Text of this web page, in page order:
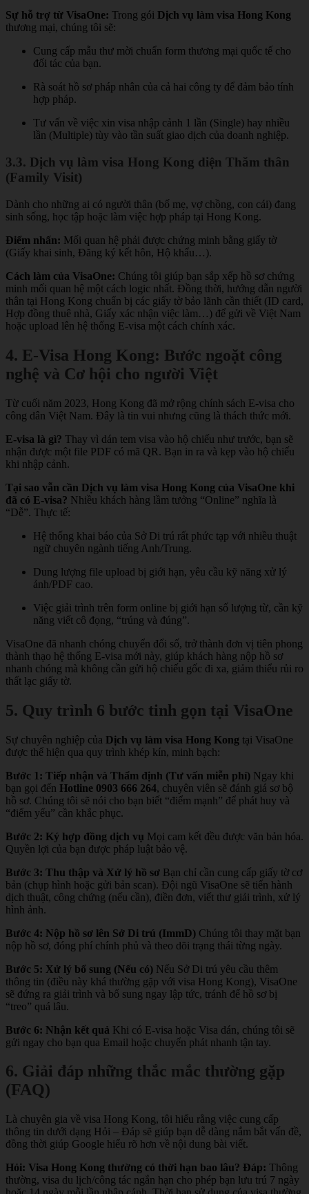
Sự hỗ trợ từ VisaOne: Trong gói Dịch vụ làm visa Hong Kong
thương mại, chúng tôi sẽ:
Cung cấp mẫu thư mời chuẩn form thương mại quốc tế cho
đối tác của bạn.
Rà soát hồ sơ pháp nhân của cả hai công ty để đảm bảo tính
hợp pháp.
Tư vấn về việc xin visa nhập cảnh 1 lần (Single) hay nhiều
lần (Multiple) tùy vào tần suất giao dịch của doanh nghiệp.
3.3. Dịch vụ làm visa Hong Kong diện Thăm thân
(Family Visit)
Dành cho những ai có người thân (bố mẹ, vợ chồng, con cái) đang
sinh sống, học tập hoặc làm việc hợp pháp tại Hong Kong.
Điểm nhấn: Mối quan hệ phải được chứng minh bằng giấy tờ
(Giấy khai sinh, Đăng ký kết hôn, Hộ khẩu…).
Cách làm của VisaOne: Chúng tôi giúp bạn sắp xếp hồ sơ chứng
minh mối quan hệ một cách logic nhất. Đồng thời, hướng dẫn người
thân tại Hong Kong chuẩn bị các giấy tờ bảo lãnh cần thiết (ID card,
Hợp đồng thuê nhà, Giấy xác nhận việc làm…) để gửi về Việt Nam
hoặc upload lên hệ thống E-visa một cách chính xác.
4. E-Visa Hong Kong: Bước ngoặt công
nghệ và Cơ hội cho người Việt
Từ cuối năm 2023, Hong Kong đã mở rộng chính sách E-visa cho
công dân Việt Nam. Đây là tin vui nhưng cũng là thách thức mới.
E-visa là gì? Thay vì dán tem visa vào hộ chiếu như trước, bạn sẽ
nhận được một file PDF có mã QR. Bạn in ra và kẹp vào hộ chiếu
khi nhập cảnh.
Tại sao vẫn cần Dịch vụ làm visa Hong Kong của VisaOne khi
đã có E-visa? Nhiều khách hàng lầm tưởng “Online” nghĩa là
“Dễ”. Thực tế:
Hệ thống khai báo của Sở Di trú rất phức tạp với nhiều thuật
ngữ chuyên ngành tiếng Anh/Trung.
Dung lượng file upload bị giới hạn, yêu cầu kỹ năng xử lý
ảnh/PDF cao.
Việc giải trình trên form online bị giới hạn số lượng từ, cần kỹ
năng viết cô đọng, “trúng và đúng”.
VisaOne đã nhanh chóng chuyển đổi số, trở thành đơn vị tiên phong
thành thạo hệ thống E-visa mới này, giúp khách hàng nộp hồ sơ
nhanh chóng mà không cần gửi hộ chiếu gốc đi xa, giảm thiểu rủi ro
thất lạc giấy tờ.
5. Quy trình 6 bước tinh gọn tại VisaOne
Sự chuyên nghiệp của Dịch vụ làm visa Hong Kong tại VisaOne
được thể hiện qua quy trình khép kín, minh bạch:
Bước 1: Tiếp nhận và Thẩm định (Tư vấn miễn phí) Ngay khi
bạn gọi đến Hotline 0903 666 264, chuyên viên sẽ đánh giá sơ bộ
hồ sơ. Chúng tôi sẽ nói cho bạn biết “điểm mạnh” để phát huy và
“điểm yếu” cần khắc phục.
Bước 2: Ký hợp đồng dịch vụ Mọi cam kết đều được văn bản hóa.
Quyền lợi của bạn được pháp luật bảo vệ.
Bước 3: Thu thập và Xử lý hồ sơ Bạn chỉ cần cung cấp giấy tờ cơ
bản (chụp hình hoặc gửi bản scan). Đội ngũ VisaOne sẽ tiến hành
dịch thuật, công chứng (nếu cần), điền đơn, viết thư giải trình, xử lý
hình ảnh.
Bước 4: Nộp hồ sơ lên Sở Di trú (ImmD) Chúng tôi thay mặt bạn
nộp hồ sơ, đóng phí chính phủ và theo dõi trạng thái từng ngày.
Bước 5: Xử lý bổ sung (Nếu có) Nếu Sở Di trú yêu cầu thêm
thông tin (điều này khá thường gặp với visa Hong Kong), VisaOne
sẽ đứng ra giải trình và bổ sung ngay lập tức, tránh để hồ sơ bị
“treo” quá lâu.
Bước 6: Nhận kết quả Khi có E-visa hoặc Visa dán, chúng tôi sẽ
gửi ngay cho bạn qua Email hoặc chuyển phát nhanh tận tay.
6. Giải đáp những thắc mắc thường gặp
(FAQ)
Là chuyên gia về visa Hong Kong, tôi hiểu rằng việc cung cấp
thông tin dưới dạng Hỏi – Đáp sẽ giúp bạn dễ dàng nắm bắt vấn đề,
đồng thời giúp Google hiểu rõ hơn về nội dung bài viết.
Hỏi: Visa Hong Kong thường có thời hạn bao lâu? Đáp: Thông
thường, visa du lịch/công tác ngắn hạn cho phép bạn lưu trú 7 ngày